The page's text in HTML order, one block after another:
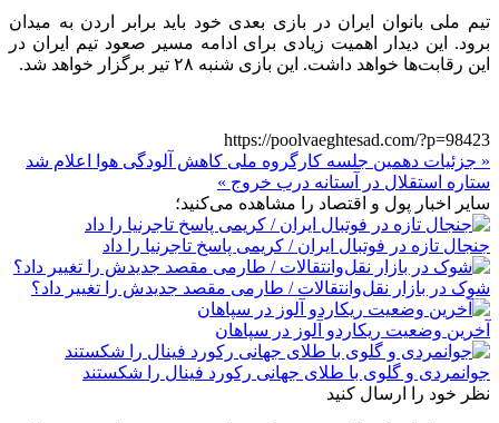
تیم ملی بانوان ایران در بازی بعدی خود باید برابر اردن به میدان
برود. این دیدار اهمیت زیادی برای ادامه مسیر صعود تیم ایران در
این رقابت‌ها خواهد داشت. این بازی شنبه ۲۸ تیر برگزار خواهد شد.
https://poolvaeghtesad.com/?p=98423
« جزئیات دهمین جلسه کارگروه ملی کاهش آلودگی هوا اعلام شد
ستاره استقلال در آستانه درب خروج »
سایر اخبار پول و اقتصاد را مشاهده می‌کنید؛
جنجال تازه در فوتبال ایران / کریمی پاسخ تاجرنیا را داد
شوک در بازار نقل‌وانتقالات / طارمی مقصد جدیدش را تغییر داد؟
آخرین وضعیت ریکاردو آلوز در سپاهان
جوانمردی و گلوی با طلای جهانی رکورد فینال را شکستند
نظر خود را ارسال کنید